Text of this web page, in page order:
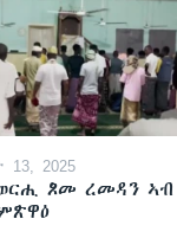
2025
ጾመ ረመዳን ኣብ